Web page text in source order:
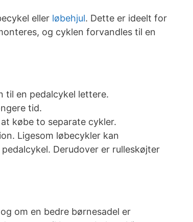
eller løbehjul. Dette er ideelt for
og cyklen forvandles til en
til en pedalcykel lettere.
tid.
købe to separate cykler.
Ligesom løbecykler kan
Derudover er rulleskøjter
om en bedre børnesadel er